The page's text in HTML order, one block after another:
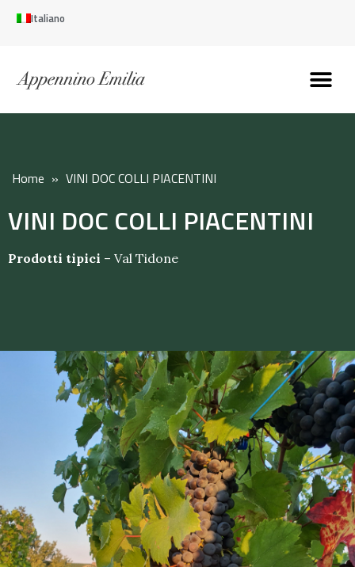
Italiano
Home » VINI DOC COLLI PIACENTINI
VINI DOC COLLI PIACENTINI
Prodotti tipici – Val Tidone